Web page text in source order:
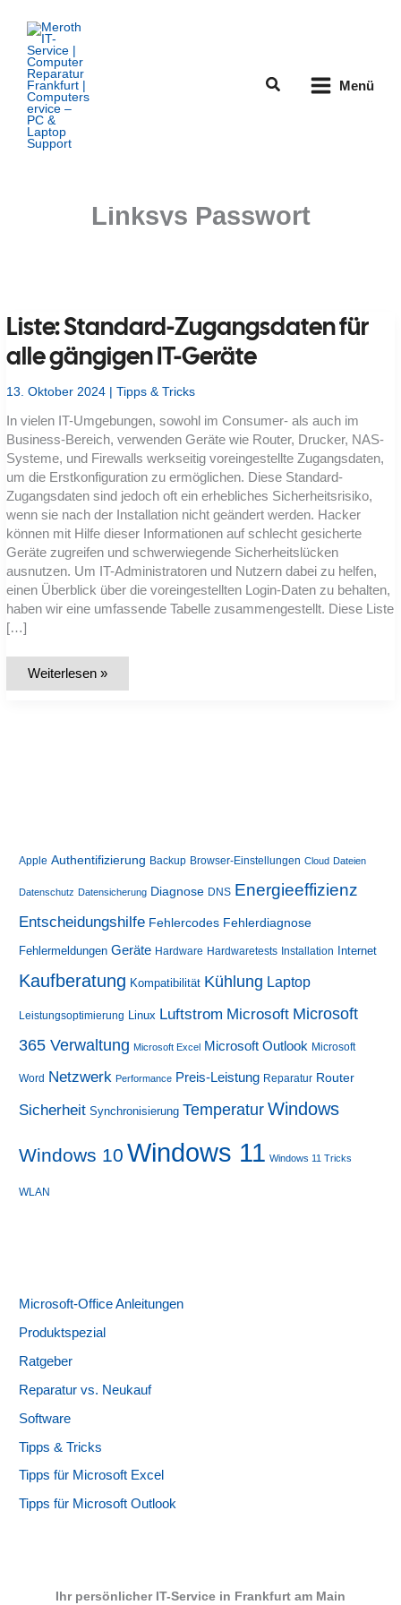
Inhalt
springen
Suchen Menü
Linksys Passwort
Liste: Standard-Zugangsdaten für
alle gängigen IT-Geräte
13. Oktober 2024 |Tipps & Tricks
In vielen IT-Umgebungen, sowohl im Consumer- als auch im
Business-Bereich, verwenden Geräte wie Router, Drucker, NAS-
Systeme, und Firewalls werkseitig voreingestellte Zugangsdaten,
um die Erstkonfiguration zu ermöglichen. Diese Standard-
Zugangsdaten sind jedoch oft ein erhebliches Sicherheitsrisiko,
wenn sie nach der Installation nicht geändert werden. Hacker
können mit Hilfe dieser Informationen auf schlecht gesicherte
Geräte zugreifen und schwerwiegende Sicherheitslücken
ausnutzen. Um IT-Administratoren und Nutzern dabei zu helfen,
einen Überblick über die voreingestellten Login-Daten zu behalten,
haben wir eine umfassende Tabelle zusammengestellt. Diese Liste
[…]
Liste:
Weiterlesen »
Apple Authentifizierung Backup Browser-Einstellungen Cloud Dateien
Datenschutz Datensicherung Diagnose DNS Energieeffizienz
Entscheidungshilfe Fehlercodes Fehlerdiagnose
Fehlermeldungen Geräte Hardware Hardwaretests Installation Internet
Kaufberatung Kompatibilität Kühlung Laptop
Leistungsoptimierung Linux Luftstrom Microsoft Microsoft
365 Verwaltung Microsoft Excel Microsoft Outlook Microsoft
Word Netzwerk Performance Preis-Leistung Reparatur Router
Sicherheit Synchronisierung Temperatur Windows
Windows 10 Windows 11 Windows 11 Tricks
WLAN
Microsoft-Office Anleitungen
Produktspezial
Ratgeber
Reparatur vs. Neukauf
Software
Tipps & Tricks
Tipps für Microsoft Excel
Tipps für Microsoft Outlook
Ihr persönlicher IT-Service in Frankfurt am Main